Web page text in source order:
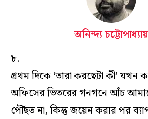
অনিন্দ্য চট্টোপাধ্যায়
৮.
প্রথম দিকে ‘তারা করছেটা কী’
অফিসের ভিতরের গনগনে আঁচ
পৌঁছত না, কিন্তু জয়েন করার পর